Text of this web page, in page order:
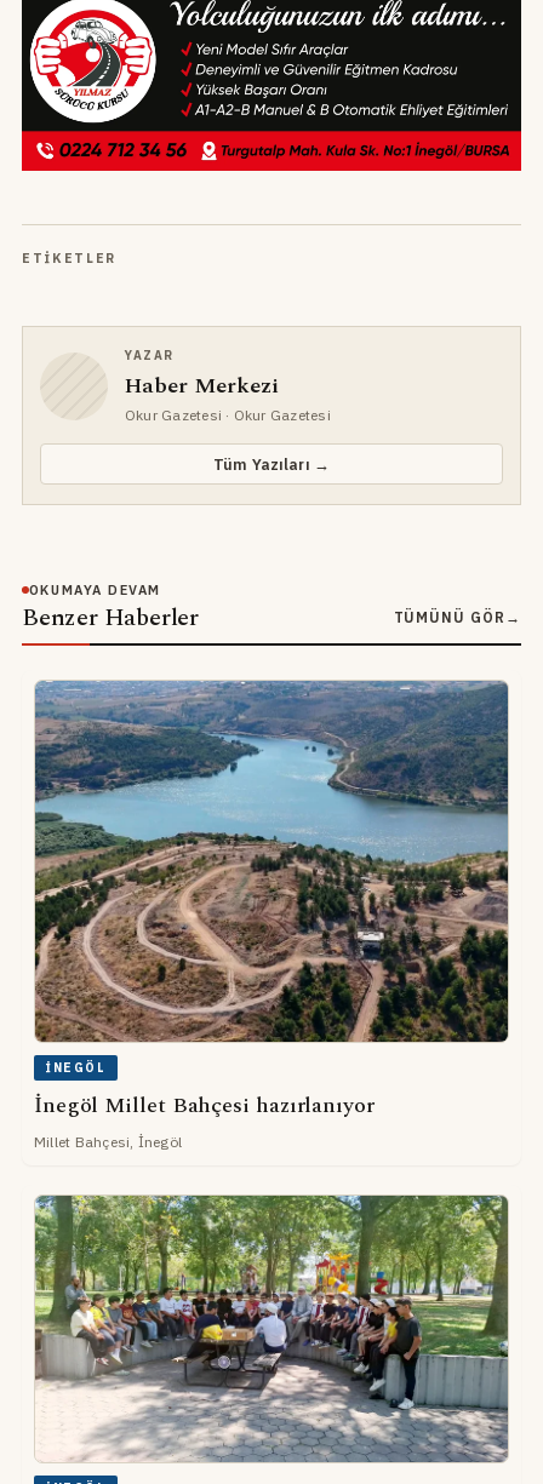
ETIKETLER
YAZAR
Haber Merkezi
Okur Gazetesi · Okur Gazetesi
Tüm Yazıları →
OKUMAYA DEVAM
Benzer Haberler TÜMÜNÜ GÖR →
İNEGÖL
İnegöl Millet Bahçesi hazırlanıyor
Millet Bahçesi, İnegöl